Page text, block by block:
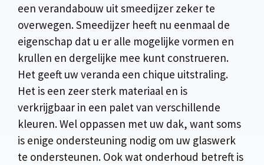
een verandabouw uit smeedijzer zeker te
overwegen. Smeedijzer heeft nu eenmaal de
eigenschap dat u er alle mogelijke vormen en
krullen en dergelijke mee kunt construeren.
Het geeft uw veranda een chique uitstraling.
Het is een zeer sterk materiaal en is
verkrijgbaar in een palet van verschillende
kleuren. Wel oppassen met uw dak, want soms
is enige ondersteuning nodig om uw glaswerk
te ondersteunen. Ook wat onderhoud betreft is